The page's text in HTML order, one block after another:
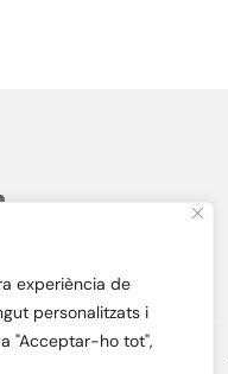
experiència de
personalitzats i
"Acceptar-ho tot",